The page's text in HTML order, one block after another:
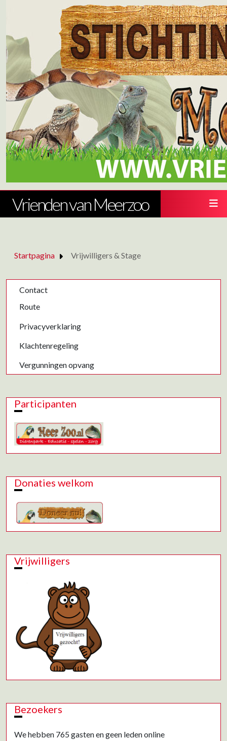
Vrienden van Meerzoo
Startpagina Vrijwilligers & Stage
Contact
Route
Privacyverklaring
Klachtenregeling
Vergunningen opvang
Participanten
Donaties welkom
Vrijwilligers
Bezoekers
We hebben 765 gasten en geen leden online